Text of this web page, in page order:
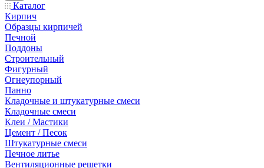
Каталог
Кирпич
Образцы кирпичей
Печной
Поддоны
Строительный
Фигурный
Огнеупорный
Панно
Кладочные и штукатурные смеси
Кладочные смеси
Клеи / Мастики
Цемент / Песок
Штукатурные смеси
Печное литье
Вентиляционные решетки